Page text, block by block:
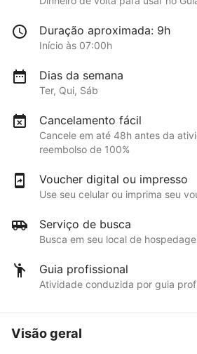
Duração aproximada: 9h
Início às 07:00h
Dias da semana
Ter, Qui, Sáb
Cancelamento fácil
Cancele em até 48h antes da
reembolso de 100%
Voucher digital ou impresso
Use seu celular ou imprima seu
Serviço de busca
Busca em seu local de
Guia profissional
Atividade conduzida por guia
Visão geral